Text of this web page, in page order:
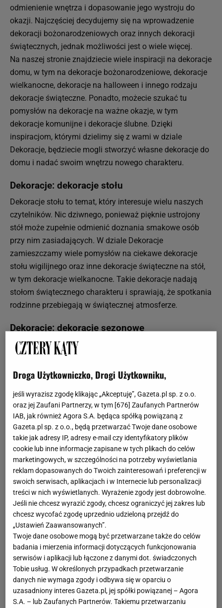
odmienienie wnętrza i dopasowanie jego wystroju do
okazji. Najczęściej decydujemy się na wprowadzenie
dekoracji bożonarodzeniowych oraz innych dekoracji
świątecznych, jednak możliwości jest o wiele więcej.
Na naszej stronie znajdziecie wiele inspiracji na dekoracje
domu, w tym na dekoracje bożonarodzeniowe, dekoracje
wielkanocne, dekoracje na halloween i innego rodzaju
dekoracje świąteczne. Ponadto, możecie szukać tu
pomysłów na dekoracje na ważne okazje, w tym
dekoracje komunijne i dekoracje ślubne. Dzięki
inspiracjom, którymi dzielimy się z wami w dziale
Dekoracje, będziecie mogli stworzyć własne dekoracje do
domu i nadać swoim wnętrzu nowego charakteru.
Dekoracje: dekoracje stołu
Dekoracje stołu to temat, który interesuje wielu naszych
czytelników. Nic dziwnego, ponieważ pięknie ustrojony
stół może zupełnie odmienić doznania smakowe osób
przy nim zasiadających. W dziale Dekoracje
zamieszczamy wiele pomysłów na ciekawe dekoracje
stołu wigilijnego oraz inne dekoracje świąteczne na stół,
w tym dekoracje wielkanocne. Takie dekoracje nadają
stołom świątecznego charakteru i sprawiają, że spotkania
rodzinne przebiegają w świątecznej atmosferze.
Dekoracje: dekoracje sezonowe
Coraz częściej decydujemy się na dekoracje sezonowe i
przystrajamy mieszkania wraz z kolejno zmieniającymi
się porami roku. W dziale Dekoracje znajdziecie nasze
propozycje dekoracji wiosennych i dekoracji jesiennych,
które odpowiednio zaaranżowane można wykorzystać też
w pozostałych sezonach.
Od niedawna bardzo popularne stały się wszelkie
dekoracje na Halloween, które stanowią podstawę
większości dekoracji jesiennych. Na naszej stronie
znajdziecie mnóstwo inspiracji na dekoracje na
Halloween, które możecie wykorzystać w swoich
aranżacjach.
Dekoracje: dekoracje świąteczne
Dekoracje świąteczne to nieodłączna część celebracji
wszystkich świąt. W naszym dziale znajdziecie wiele
pomysłów na dekoracje świąteczne, w tym na dekoracje
bożonarodzeniowe typu zrób to sam, jak również pomysły
na dekoracje wielkanocne. Nie zabraknie propozycji
dekoracji okien oraz dekoracji ogrodowych. Dzięki nim
będziecie mogli pięknie przyozdobić swój dom i ogród,
Droga Użytkowniczko, Drogi Użytkowniku,
jeśli wyrazisz zgodę klikając „Akceptuję”, Gazeta.pl sp. z o.o.
oraz jej Zaufani Partnerzy, w tym [ 676 ] Zaufanych Partnerów
IAB, jak również Agora S.A. będąca spółką powiązaną z
Gazeta.pl sp. z o.o., będą przetwarzać Twoje dane osobowe
takie jak adresy IP, adresy e-mail czy identyfikatory plików
cookie lub inne informacje zapisane w tych plikach do celów
marketingowych, w szczególności na potrzeby wyświetlania
reklam dopasowanych do Twoich zainteresowań i preferencji w
swoich serwisach, aplikacjach i w Internecie lub personalizacji
treści w nich wyświetlanych. Wyrażenie zgody jest dobrowolne.
Jeśli nie chcesz wyrazić zgody, chcesz ograniczyć jej zakres lub
chcesz wycofać zgodę uprzednio udzieloną przejdź do
„Ustawień Zaawansowanych”.
Twoje dane osobowe mogą być przetwarzane także do celów
badania i mierzenia informacji dotyczących funkcjonowania
serwisów i aplikacji lub łączone z danymi dot. świadczonych
Tobie usług. W określonych przypadkach przetwarzanie
danych nie wymaga zgody i odbywa się w oparciu o
uzasadniony interes Gazeta.pl, jej spółki powiązanej – Agora
S.A. – lub Zaufanych Partnerów. Takiemu przetwarzaniu